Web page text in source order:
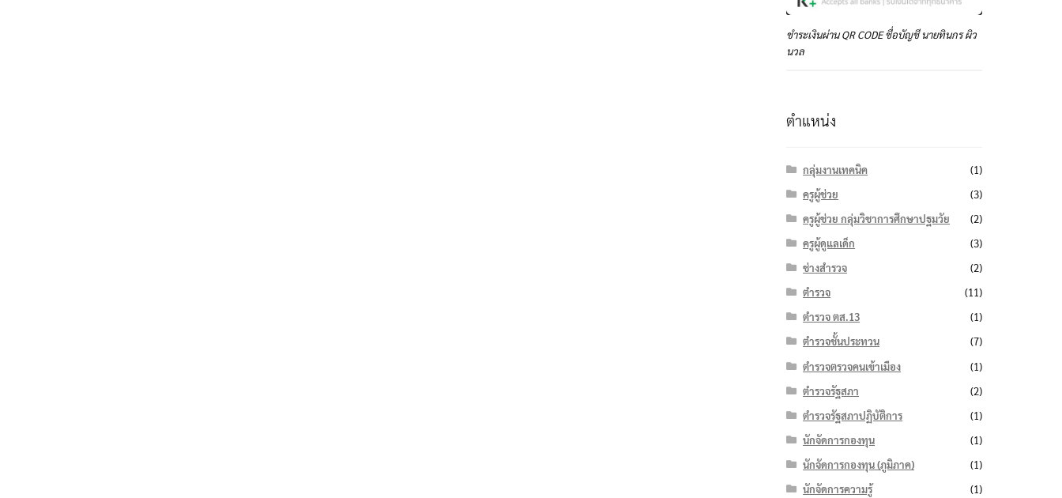
ชำระเงินผ่าน QR CODE ชื่อบัญชี นายทินกร ผิว
นวล
ตำแหน่ง
กลุ่มงานเทคนิค
(1)
ครูผู้ช่วย
(3)
ครูผู้ช่วย กลุ่มวิชาการศึกษาปฐมวัย
(2)
ครูผู้ดูแลเด็ก
(3)
ช่างสำรวจ
(2)
ตำรวจ
(11)
ตำรวจ ตส.13
(1)
ตำรวจชั้นประทวน
(7)
ตำรวจตรวจคนเข้าเมือง
(1)
ตำรวจรัฐสภา
(2)
ตำรวจรัฐสภาปฏิบัติการ
(1)
นักจัดการกองทุน
(1)
นักจัดการกองทุน (ภูมิภาค)
(1)
นักจัดการความรู้
(1)